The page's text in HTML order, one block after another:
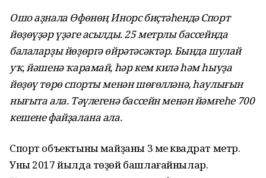
Ошо аҙнала Өфөнөң Инорс биҫтәһендә Спорт
йөҙөүҙәр үҙәге асылды. 25 метрлы бассейнда
балаларҙы йөҙөргә өйрәтәсәктәр. Бында шулай
уҡ, йәшенә ҡарамай, һәр кем килә һәм һыуҙа
йөҙөү төрө спорты менән шөғөлләнә, һаулығын
нығыта ала. Тәүлегенә бассейн менән йәмғеһе 700
кешене файҙалана ала.
Спорт объектының майҙаны 3 мең квадрат метр.
Уны 2017 йылда төҙөй башлағайнылар.